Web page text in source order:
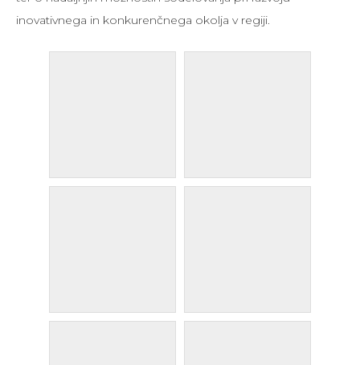
inovativnega in konkurenčnega okolja v regiji.